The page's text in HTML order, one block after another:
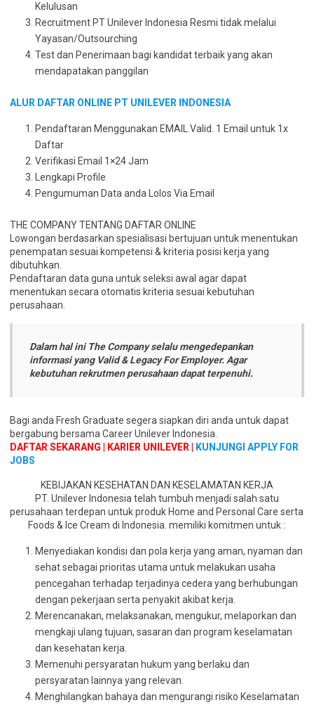
Kelulusan
Recruitment PT Unilever Indonesia Resmi tidak melalui
Yayasan/Outsourching
Test dan Penerimaan bagi kandidat terbaik yang akan
mendapatakan panggilan
ALUR DAFTAR ONLINE PT UNILEVER INDONESIA
Pendaftaran Menggunakan EMAIL Valid. 1 Email untuk 1x
Daftar
Verifikasi Email 1×24 Jam
Lengkapi Profile
Pengumuman Data anda Lolos Via Email
THE COMPANY TENTANG DAFTAR ONLINE
Lowongan berdasarkan spesialisasi bertujuan untuk menentukan
penempatan sesuai kompetensi & kriteria posisi kerja yang
dibutuhkan.
Pendaftaran data guna untuk seleksi awal agar dapat
menentukan secara otomatis kriteria sesuai kebutuhan
perusahaan.
Dalam hal ini The Company selalu mengedepankan
informasi yang Valid & Legacy For Employer. Agar
kebutuhan rekrutmen perusahaan dapat terpenuhi.
Bagi anda Fresh Graduate segera siapkan diri anda untuk dapat
bergabung bersama Career Unilever Indonesia.
DAFTAR SEKARANG | KARIER UNILEVER |
KUNJUNGI APPLY FOR
JOBS
KEBIJAKAN KESEHATAN DAN KESELAMATAN KERJA
PT. Unilever Indonesia telah tumbuh menjadi salah satu
perusahaan terdepan untuk produk Home and Personal Care serta
Foods & Ice Cream di Indonesia. memiliki komitmen untuk :
Menyediakan kondisi dan pola kerja yang aman, nyaman dan
sehat sebagai prioritas utama untuk melakukan usaha
pencegahan terhadap terjadinya cedera yang berhubungan
dengan pekerjaan serta penyakit akibat kerja.
Merencanakan, melaksanakan, mengukur, melaporkan dan
mengkaji ulang tujuan, sasaran dan program keselamatan
dan kesehatan kerja.
Memenuhi persyaratan hukum yang berlaku dan
persyaratan lainnya yang relevan.
Menghilangkan bahaya dan mengurangi risiko Keselamatan